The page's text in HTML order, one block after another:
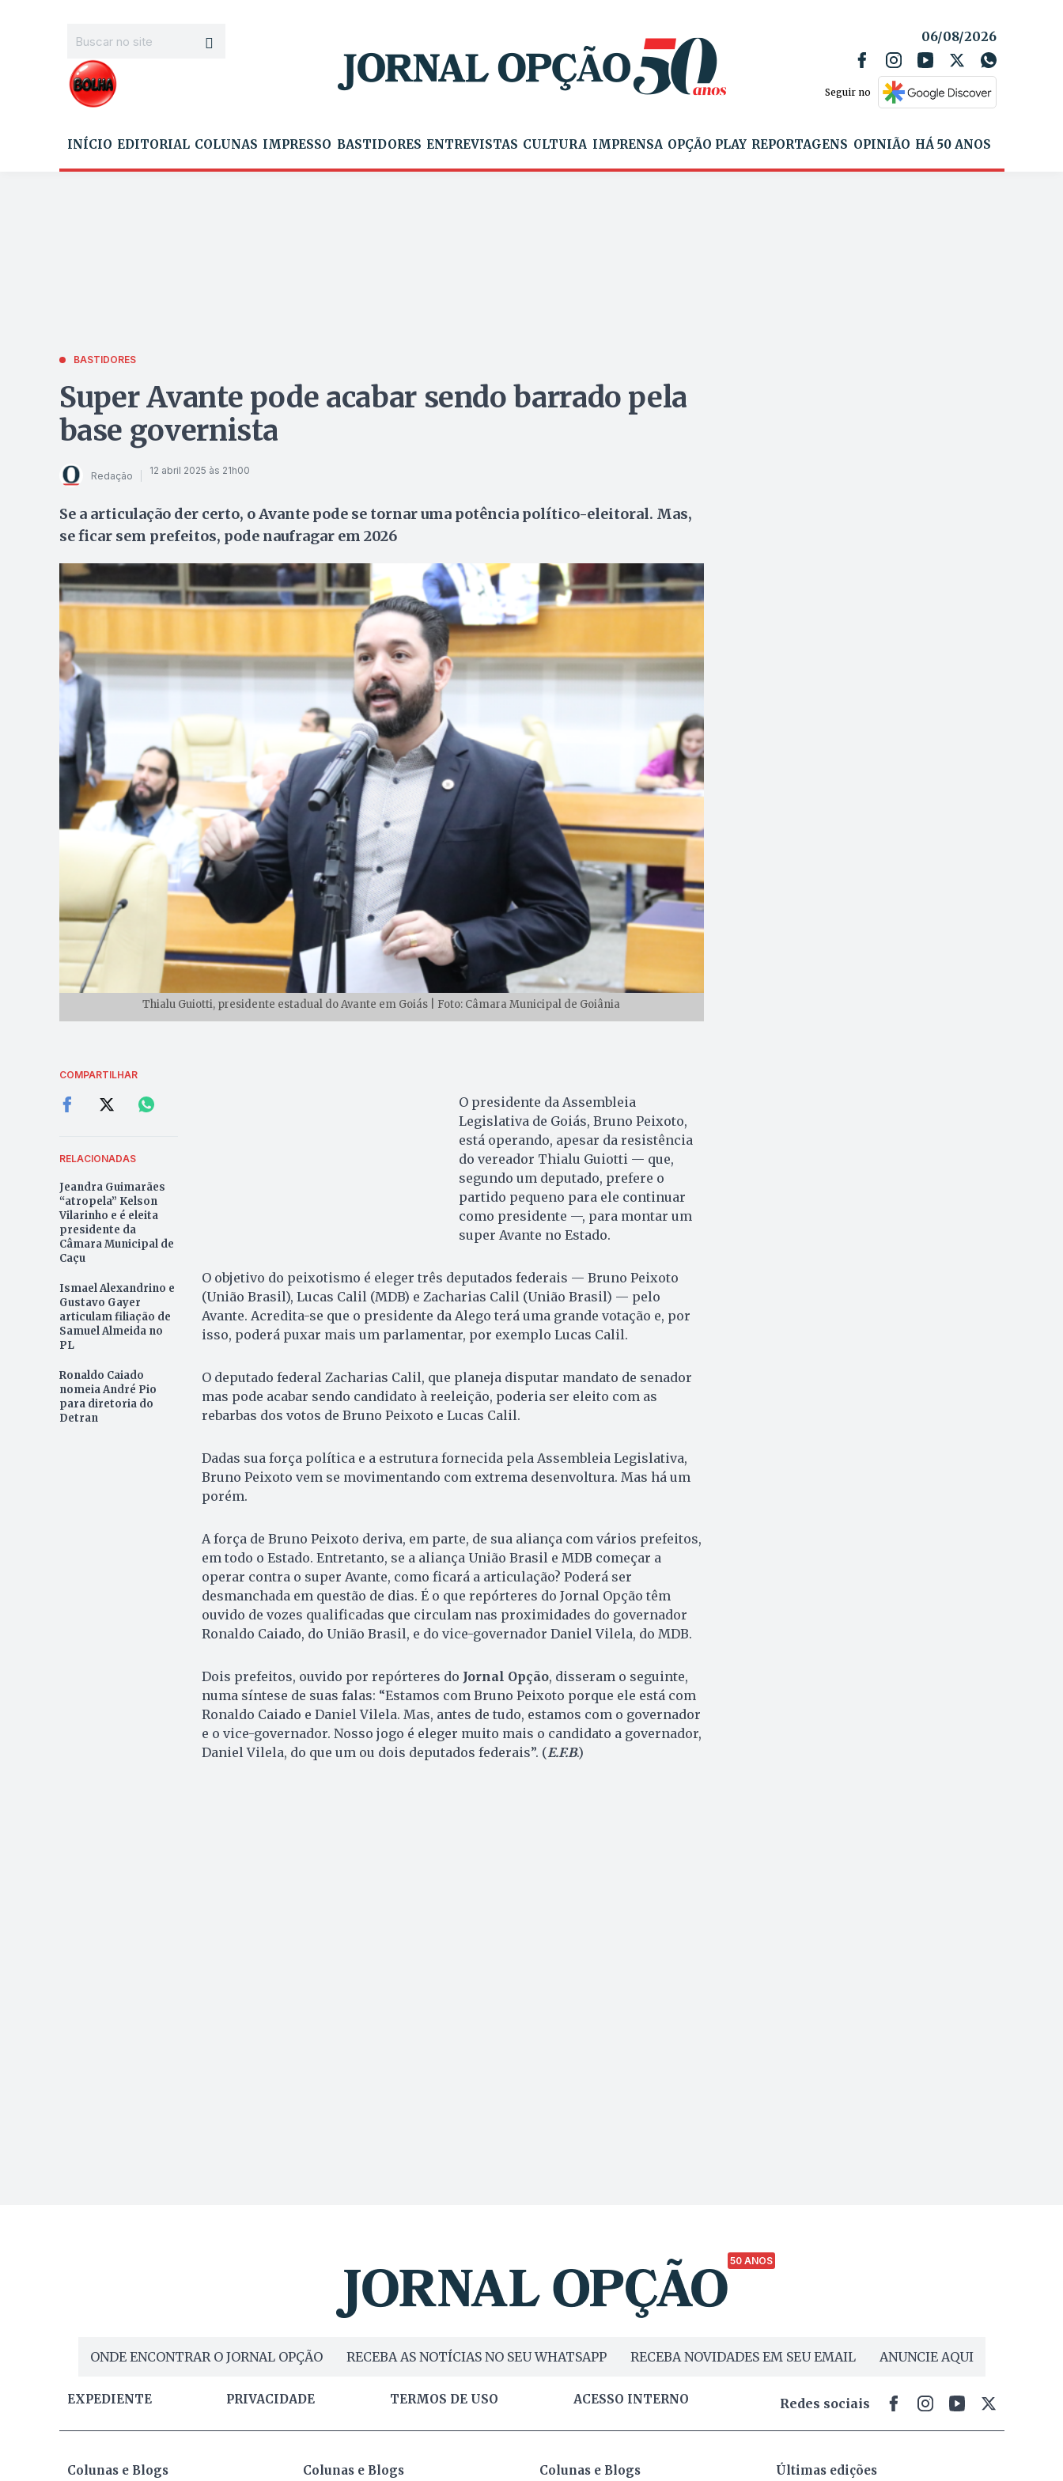
06/08/2026
Seguir no
INÍCIO EDITORIAL COLUNAS IMPRESSO BASTIDORES ENTREVISTAS CULTURA IMPRENSA OPÇÃO PLAY REPORTAGENS OPINIÃO HÁ 50 ANOS
BASTIDORES
Super Avante pode acabar sendo barrado pela
base governista
Redação 12 abril 2025 às 21h00
Se a articulação der certo, o Avante pode se tornar uma potência político-eleitoral. Mas,
se ficar sem prefeitos, pode naufragar em 2026
Thialu Guiotti, presidente estadual do Avante em Goiás | Foto: Câmara Municipal de Goiânia
COMPARTILHAR
RELACIONADAS
Jeandra Guimarães
“atropela” Kelson
Vilarinho e é eleita
presidente da
Câmara Municipal de
Caçu
Ismael Alexandrino e
Gustavo Gayer
articulam filiação de
Samuel Almeida no
PL
Ronaldo Caiado
nomeia André Pio
para diretoria do
Detran
O presidente da Assembleia
Legislativa de Goiás, Bruno Peixoto,
está operando, apesar da resistência
do vereador Thialu Guiotti — que,
segundo um deputado, prefere o
partido pequeno para ele continuar
como presidente —, para montar um
super Avante no Estado.
O objetivo do peixotismo é eleger três deputados federais — Bruno Peixoto
(União Brasil), Lucas Calil (MDB) e Zacharias Calil (União Brasil) — pelo
Avante. Acredita-se que o presidente da Alego terá uma grande votação e, por
isso, poderá puxar mais um parlamentar, por exemplo Lucas Calil.
O deputado federal Zacharias Calil, que planeja disputar mandato de senador
mas pode acabar sendo candidato à reeleição, poderia ser eleito com as
rebarbas dos votos de Bruno Peixoto e Lucas Calil.
Dadas sua força política e a estrutura fornecida pela Assembleia Legislativa,
Bruno Peixoto vem se movimentando com extrema desenvoltura. Mas há um
porém.
A força de Bruno Peixoto deriva, em parte, de sua aliança com vários prefeitos,
em todo o Estado. Entretanto, se a aliança União Brasil e MDB começar a
operar contra o super Avante, como ficará a articulação? Poderá ser
desmanchada em questão de dias. É o que repórteres do Jornal Opção têm
ouvido de vozes qualificadas que circulam nas proximidades do governador
Ronaldo Caiado, do União Brasil, e do vice-governador Daniel Vilela, do MDB.
Dois prefeitos, ouvido por repórteres do Jornal Opção, disseram o seguinte,
numa síntese de suas falas: “Estamos com Bruno Peixoto porque ele está com
Ronaldo Caiado e Daniel Vilela. Mas, antes de tudo, estamos com o governador
e o vice-governador. Nosso jogo é eleger muito mais o candidato a governador,
Daniel Vilela, do que um ou dois deputados federais”. (E.F.B.)
50 ANOS
ONDE ENCONTRAR O JORNAL OPÇÃO RECEBA AS NOTÍCIAS NO SEU WHATSAPP RECEBA NOVIDADES EM SEU EMAIL ANUNCIE AQUI
EXPEDIENTE PRIVACIDADE TERMOS DE USO ACESSO INTERNO Redes sociais
Colunas e Blogs Colunas e Blogs Colunas e Blogs Últimas edições